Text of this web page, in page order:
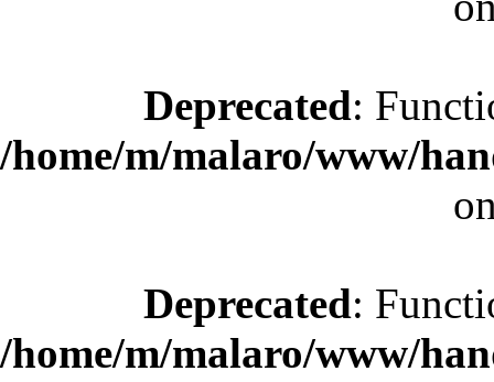
Deprecated:
/home/m/malaro/www/
Deprecated:
/home/m/malaro/www/